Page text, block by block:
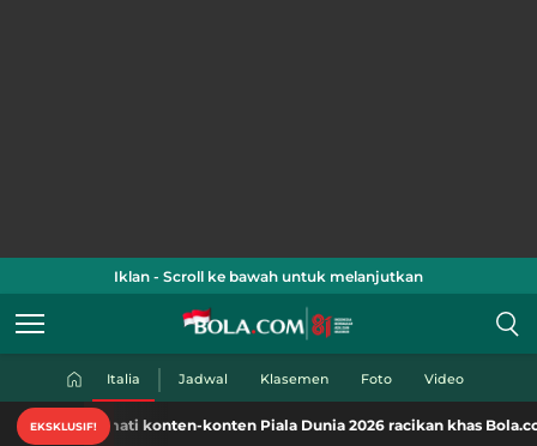
Iklan - Scroll ke bawah untuk melanjutkan
Italia Jadwal Klasemen Foto Video
EKSKLUSIF!
konten-konten Piala Dunia 2026 racikan khas Bola.com. Klik di